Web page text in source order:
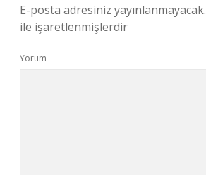
E-posta adresiniz yayınlanmayacak.
ile işaretlenmişlerdir
Yorum